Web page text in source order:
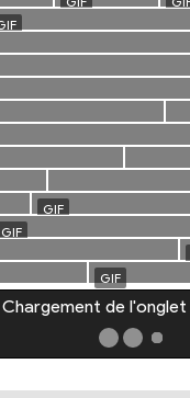
Chargement de l'onglet